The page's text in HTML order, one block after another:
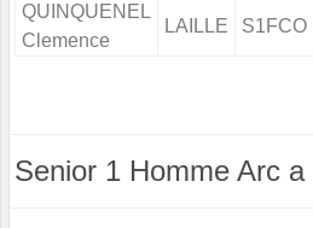
QUINQUENEL
Clemence
LAILLE S1FCO
Senior 1 Homme Arc